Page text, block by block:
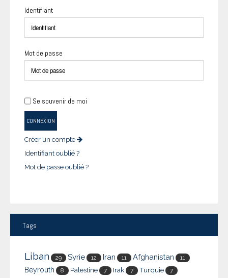
Identifiant
Mot de passe
Se souvenir de moi
CONNEXION
Créer un compte
Identifiant oublié ?
Mot de passe oublié ?
Tags
Liban 29 Syrie 12 Iran 11 Afghanistan 11
Beyrouth 8 Palestine 7 Irak 7 Turquie 7